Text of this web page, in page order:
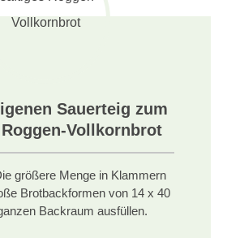
Sauerteig zum
Vollkornbrot
größere Menge in Klammern
Brotbackformen von 14 x 40
Backraum ausfüllen.